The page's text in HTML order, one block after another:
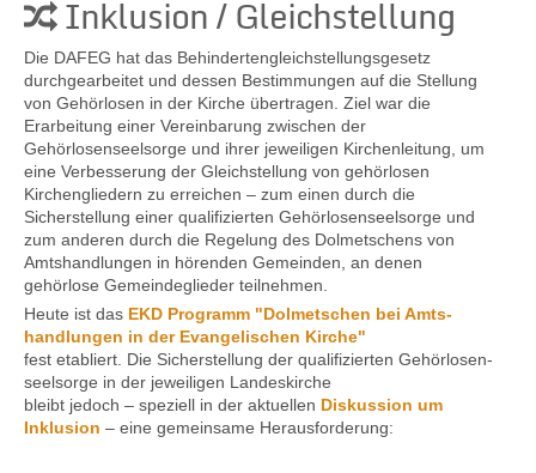
Mitarbeit
Material
Themen
Kontakt
Inklusion / Gleichstellung
Die DAFEG hat das Behindertengleichstellungsgesetz
durchgearbeitet und dessen Bestimmungen auf die Stellung
von Gehörlosen in der Kirche übertragen. Ziel war die
Erarbeitung einer Vereinbarung zwischen der
Gehörlosenseelsorge und ihrer jeweiligen Kirchenleitung, um
eine Verbesserung der Gleichstellung von gehörlosen
Kirchengliedern zu erreichen – zum einen durch die
Sicherstellung einer qualifizierten Gehörlosenseelsorge und
zum anderen durch die Regelung des Dolmetschens von
Amtshandlungen in hörenden Gemeinden, an denen
gehörlose Gemeindeglieder teilnehmen.
Heute ist das EKD Programm "Dolmetschen bei Amts­
handlungen in der Evange­lischen Kirche"
fest etabliert. Die Sicher­stellung der qualifi­zierten Gehörlosen­
seelsorge in der jeweiligen Landes­kirche
bleibt jedoch – speziell in der aktuellen Diskussion um
Inklusion – eine gemeinsame Heraus­forderung: